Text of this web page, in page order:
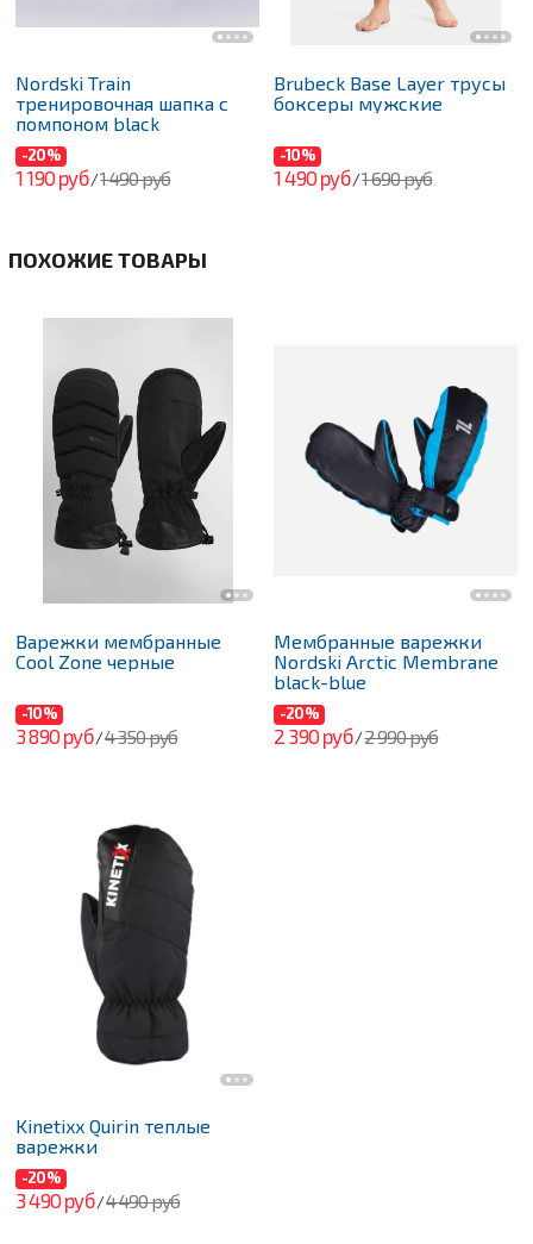
Nordski Train
тренировочная шапка с
помпоном black
-20%
1 190 руб/1 490 руб
Brubeck Base Layer трусы
боксеры мужские
-10%
1 490 руб/1 690 руб
ПОХОЖИЕ ТОВАРЫ
Варежки мембранные
Cool Zone черные
-10%
3 890 руб/4 350 руб
Мембранные варежки
Nordski Arctic Membrane
black-blue
-20%
2 390 руб/2 990 руб
Kinetixx Quirin теплые
варежки
-20%
3 490 руб/4 490 руб